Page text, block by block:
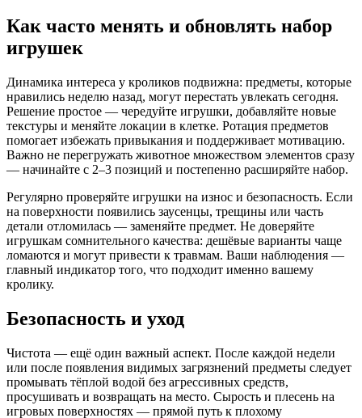
Как часто менять и обновлять набор
игрушек
Динамика интереса у кроликов подвижна: предметы, которые
нравились неделю назад, могут перестать увлекать сегодня.
Решение простое — чередуйте игрушки, добавляйте новые
текстуры и меняйте локации в клетке. Ротация предметов
помогает избежать привыкания и поддерживает мотивацию.
Важно не перегружать животное множеством элементов сразу
— начинайте с 2–3 позиций и постепенно расширяйте набор.
Регулярно проверяйте игрушки на износ и безопасность. Если
на поверхности появились заусенцы, трещины или часть
детали отломилась — заменяйте предмет. Не доверяйте
игрушкам сомнительного качества: дешёвые варианты чаще
ломаются и могут привести к травмам. Ваши наблюдения —
главный индикатор того, что подходит именно вашему
кролику.
Безопасность и уход
Чистота — ещё один важный аспект. После каждой недели
или после появления видимых загрязнений предметы следует
промывать тёплой водой без агрессивных средств,
просушивать и возвращать на место. Сырость и плесень на
игровых поверхностях — прямой путь к плохому